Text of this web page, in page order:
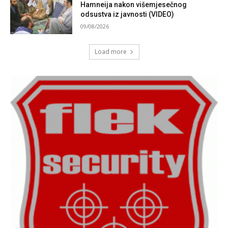
Hamneija nakon višemjesečnog
odsustva iz javnosti (VIDEO)
09/08/2026
Load more